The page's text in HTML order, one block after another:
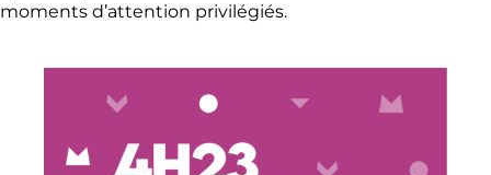
moments d’attention privilégiés.